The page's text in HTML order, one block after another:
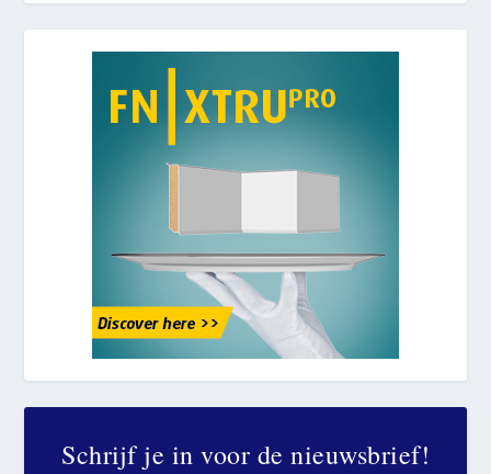
Schrijf je in voor de nieuwsbrief!